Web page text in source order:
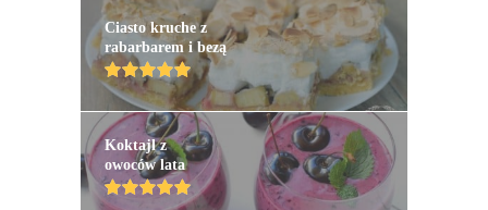
Ciasto kruche z
rabarbarem i bezą
Koktajl z
owoców lata